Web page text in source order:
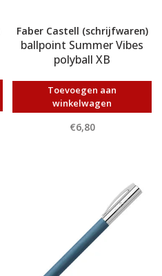
Faber Castell (schrijfwaren)
ballpoint Summer Vibes
polyball XB
Toevoegen aan
winkelwagen
€6,80